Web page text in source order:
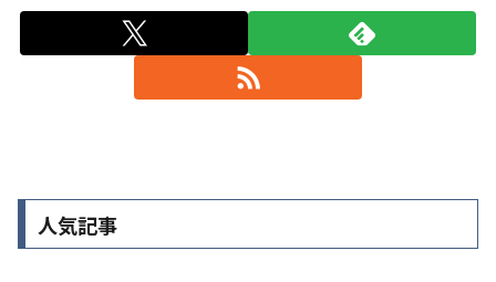
人気記事